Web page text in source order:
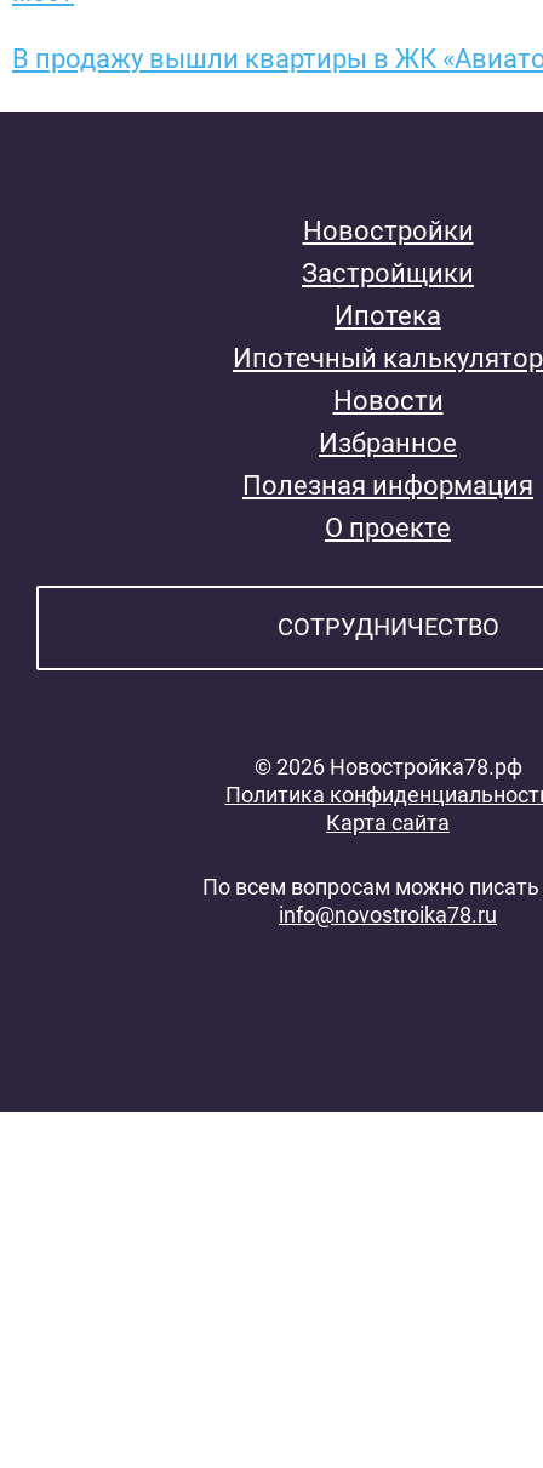
В продажу вышли квартиры в ЖК
Новостройки
Застройщики
Ипотека
Ипотечный калькулятор
Новости
Избранное
Полезная информация
О проекте
СОТРУДНИЧЕСТВО
© 2026 Новостройка78.рф
Политика
Карта сайта
По всем вопросам можно писать
info@novostroika78.ru